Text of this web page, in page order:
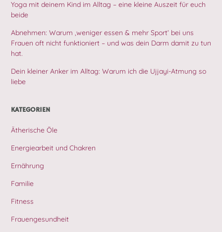
Yoga mit deinem Kind im Alltag – eine kleine Auszeit für euch
beide
Abnehmen: Warum ‚weniger essen & mehr Sport‘ bei uns
Frauen oft nicht funktioniert – und was dein Darm damit zu tun
hat.
Dein kleiner Anker im Alltag: Warum ich die Ujjayi-Atmung so
liebe
KATEGORIEN
Ätherische Öle
Energiearbeit und Chakren
Ernährung
Familie
Fitness
Frauengesundheit